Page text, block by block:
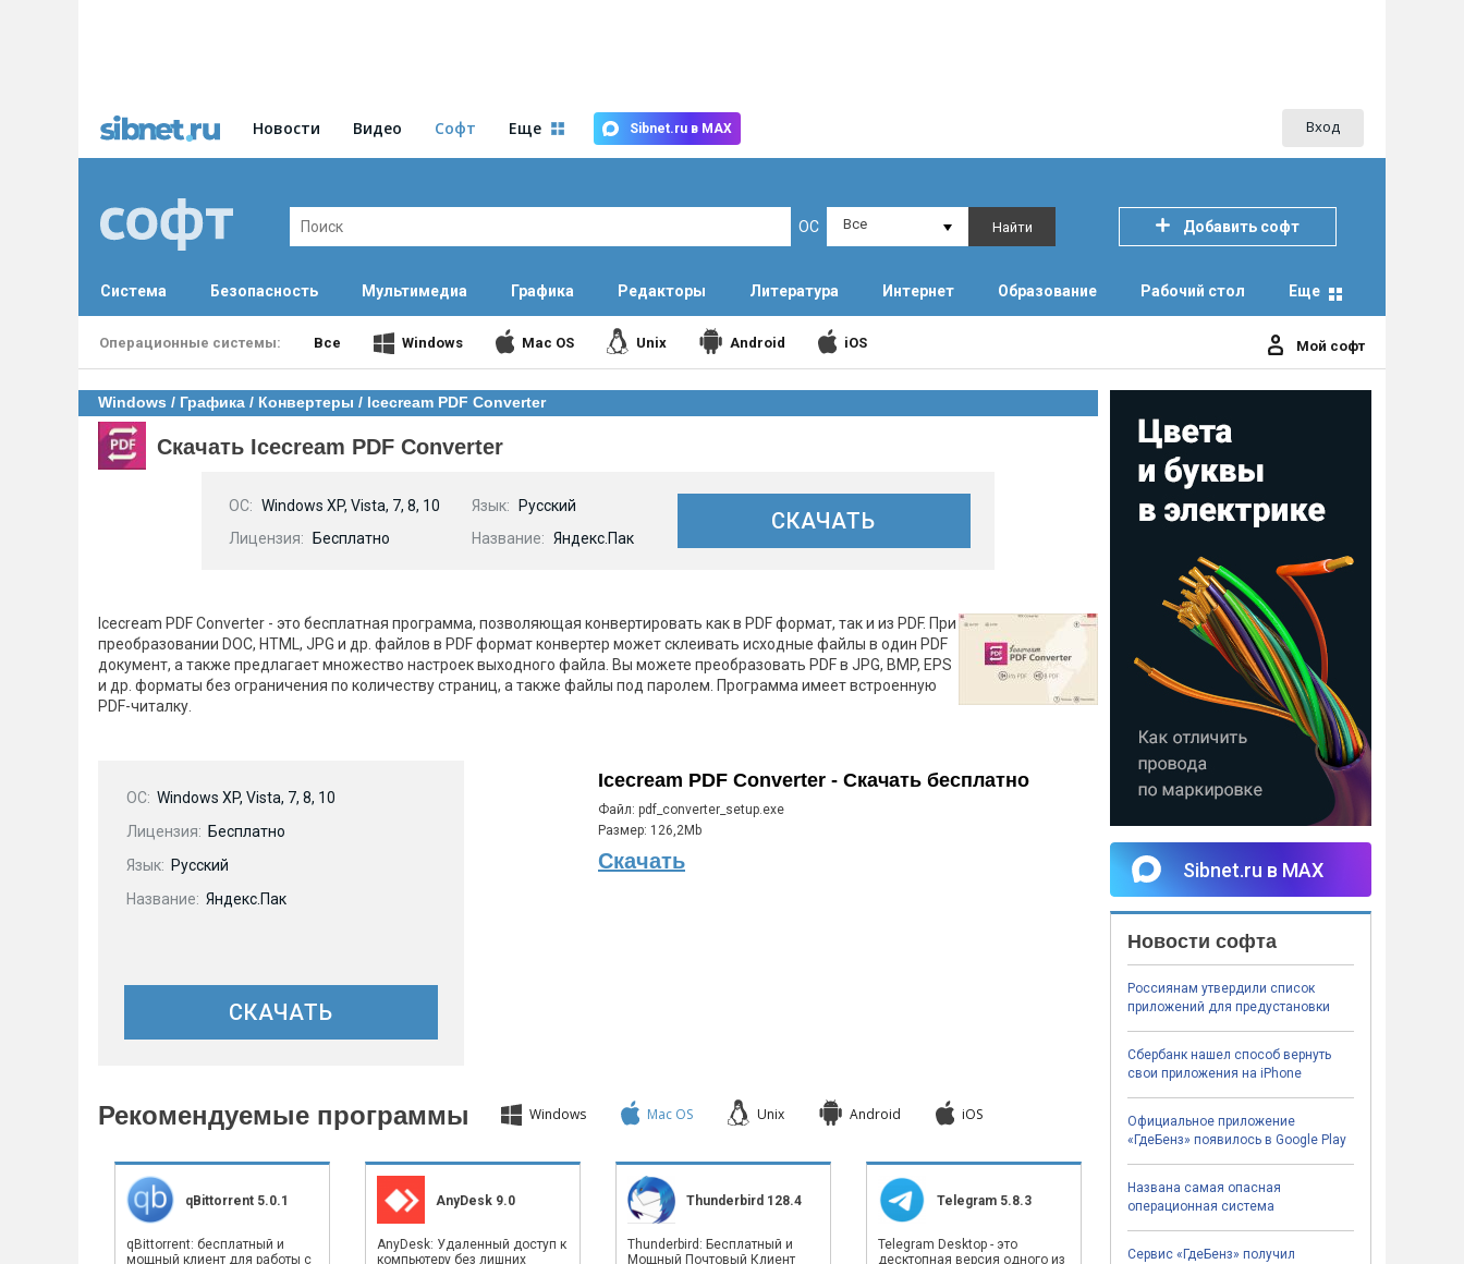
Новости Видео Софт Еще Sibnet.ru в MAX Вход
ОС Все Найти Добавить софт
Система Безопасность Мультимедиа Графика Редакторы Литература Интернет Образование Рабочий стол Еще
Все Windows Mac OS Unix Android iOS Мой софт
Windows / Графика / Конвертеры / Icecream PDF Converter
Скачать Icecream PDF Converter
СКАЧАТЬ
OC: Windows XP, Vista, 7, 8, 10
Лицензия:
Бесплатно
Язык:
Русский
Название: Яндекс.Пак
Icecream PDF Converter - это бесплатная программа, позволяющая конвертировать как в PDF формат, так и из PDF. При
преобразовании DOC, HTML, JPG и др. файлов в PDF формат конвертер может склеивать исходные файлы в один PDF
документ, а также предлагает множество настроек выходного файла. Вы можете преобразовать PDF в JPG, BMP, EPS
и др. форматы без ограничения по количеству страниц, а также файлы под паролем. Программа имеет встроенную
PDF-читалку.
Icecream PDF Converter - Скачать бесплатно
Файл: pdf_converter_setup.exe
Размер: 126,2Mb
Скачать
СКАЧАТЬ
OC: Windows XP, Vista, 7, 8, 10
Лицензия: Бесплатно
Язык: Русский
Название: Яндекс.Пак
Рекомендуемые программы Windows Mac OS Unix Android iOS
qBittorrent 5.0.1
qBittorrent: бесплатный и
мощный клиент для работы с
AnyDesk 9.0
AnyDesk: Удаленный доступ к
компьютеру без лишних
Thunderbird 128.4
Thunderbird: Бесплатный и
Мощный Почтовый Клиент
Telegram 5.8.3
Telegram Desktop - это
десктопная версия одного из
Sibnet.ru в MAX
Новости софта
Россиянам утвердили список
приложений для предустановки
Сбербанк нашел способ вернуть
свои приложения на iPhone
Официальное приложение
«ГдеБенз» появилось в Google Play
Названа самая опасная
операционная система
Сервис «ГдеБенз» получил